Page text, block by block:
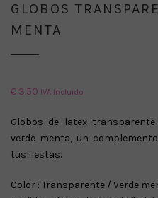
GLOBOS
MENTA
€ 3.50 IVA Incluido
Globos de latex
verde menta, un
tus fiestas.
Color : Transparente / Verde